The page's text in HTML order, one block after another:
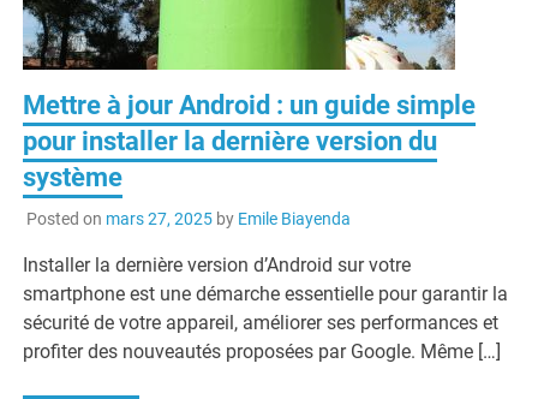
Mettre à jour Android : un guide simple
pour installer la dernière version du
système
Posted on mars 27, 2025by Emile Biayenda
Installer la dernière version d’Android sur votre
smartphone est une démarche essentielle pour garantir la
sécurité de votre appareil, améliorer ses performances et
profiter des nouveautés proposées par Google. Même […]